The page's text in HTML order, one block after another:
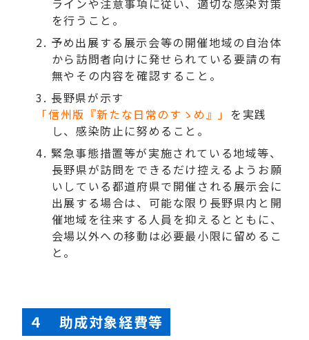
を行うこと。
予め出展する展示会等の開催地域の自治体
から訪問者向けに発せられている要請の有
無やその内容を確認すること。
長野県が示す
「信州版『新たな日常のすゝめ』」 を実践
し、感染防止に努めること。
緊急事態措置等が実施されている地域等、
長野県が訪問をできるだけ控えるようお願
いしている都道府県で開催される展示会に
出展する場合は、可能な限り長野県内と開
催地域を往来する人員を抑えるとともに、
会場以外への移動は必要最小限に留めるこ
と。
４ 助成対象経費等